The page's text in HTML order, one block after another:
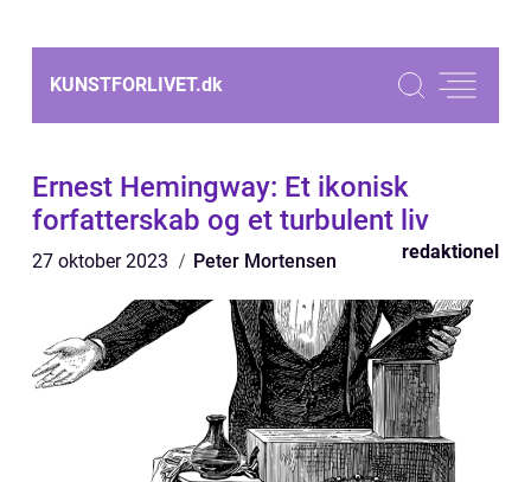
KUNSTFORLIVET.dk
Ernest Hemingway: Et ikonisk
forfatterskab og et turbulent liv
27 oktober 2023 Peter Mortensen redaktionel